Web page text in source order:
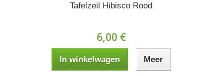
Tafelzeil Hibisco Rood
6,00 €
In winkelwagen Meer